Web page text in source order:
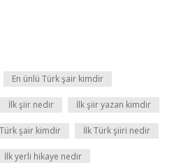
En ünlü Türk şair kimdir
İlk şiir nedir İlk şiir yazan kimdir
şair kimdir İlk Türk şiiri nedir
İlk yerli hikaye nedir